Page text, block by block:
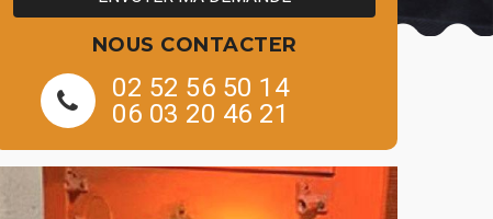
NOUS CONTACTER
02 52 56 50 14
06 03 20 46 21